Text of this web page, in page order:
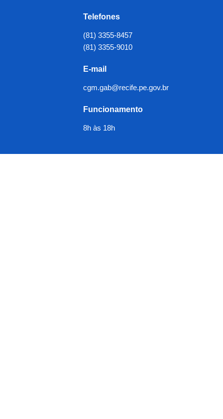
Telefones
(81) 3355-8457
(81) 3355-9010
E-mail
cgm.gab@recife.pe.gov.br
Funcionamento
8h às 18h